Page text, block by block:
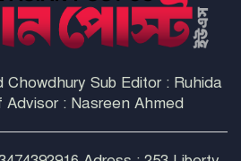
Chowdhury Sub Editor : Ruhida
Advisor : Nasreen Ahmed